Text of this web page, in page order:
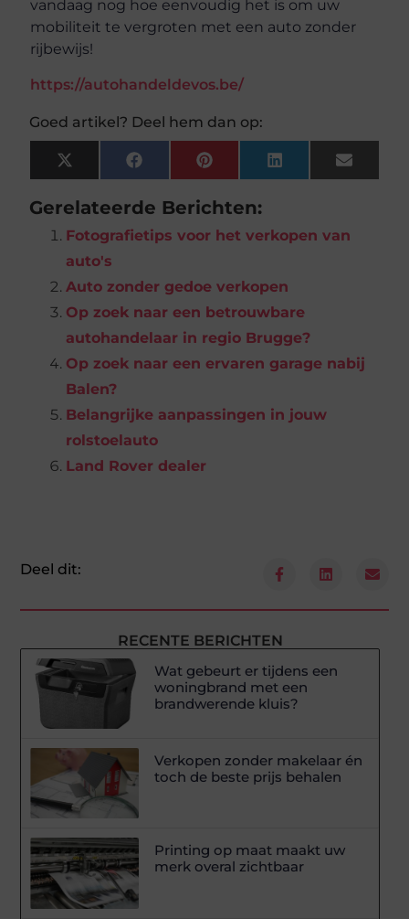
vandaag nog hoe eenvoudig het is om uw
mobiliteit te vergroten met een auto zonder
rijbewijs!
https://autohandeldevos.be/
Goed artikel? Deel hem dan op:
X
(Twitter)
FacebookPinterestLinkedInEmail
Gerelateerde Berichten:
Fotografietips voor het verkopen van
auto's
Auto zonder gedoe verkopen
Op zoek naar een betrouwbare
autohandelaar in regio Brugge?
Op zoek naar een ervaren garage nabij
Balen?
Belangrijke aanpassingen in jouw
rolstoelauto
Land Rover dealer
Deel dit:
RECENTE BERICHTEN
Wat gebeurt er tijdens een
woningbrand met een
brandwerende kluis?
Verkopen zonder makelaar én
toch de beste prijs behalen
Printing op maat maakt uw
merk overal zichtbaar